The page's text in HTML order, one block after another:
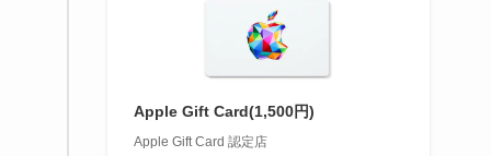
Apple Gift Card(1,500円)
Apple Gift Card 認定店